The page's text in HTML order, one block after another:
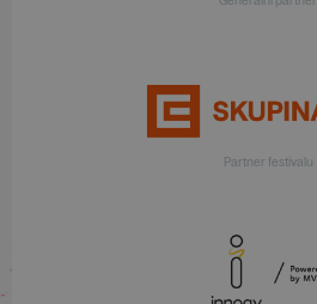
Partner festivalu